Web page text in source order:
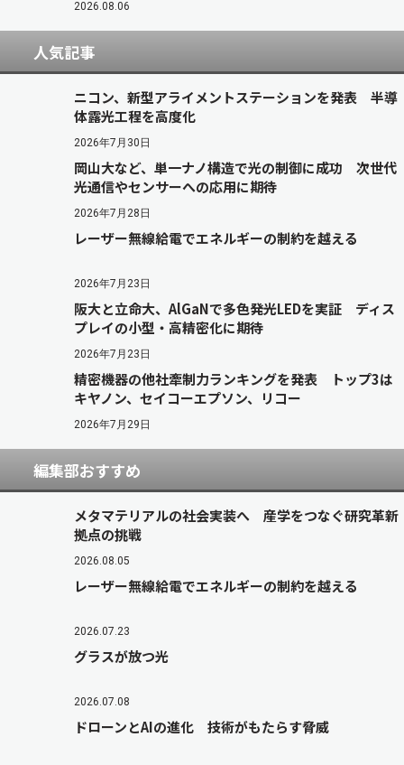
2026.08.06
人気記事
ニコン、新型アライメントステーションを発表 半導
体露光工程を高度化
2026年7月30日
岡山大など、単一ナノ構造で光の制御に成功 次世代
光通信やセンサーへの応用に期待
2026年7月28日
レーザー無線給電でエネルギーの制約を越える
2026年7月23日
阪大と立命大、AlGaNで多色発光LEDを実証 ディス
プレイの小型・高精密化に期待
2026年7月23日
精密機器の他社牽制力ランキングを発表 トップ3は
キヤノン、セイコーエプソン、リコー
2026年7月29日
編集部おすすめ
メタマテリアルの社会実装へ 産学をつなぐ研究革新
拠点の挑戦
2026.08.05
レーザー無線給電でエネルギーの制約を越える
2026.07.23
グラスが放つ光
2026.07.08
ドローンとAIの進化 技術がもたらす脅威